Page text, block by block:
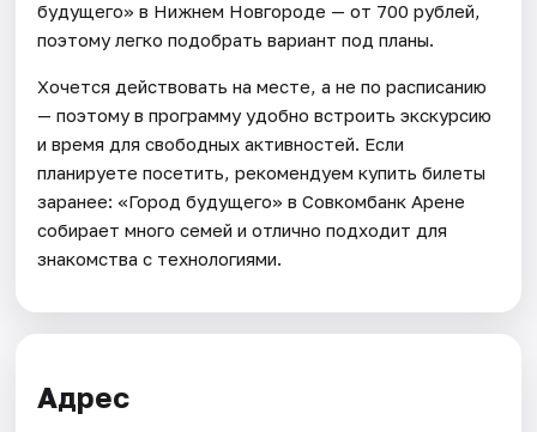
будущего» в Нижнем Новгороде — от 700 рублей,
поэтому легко подобрать вариант под планы.
Хочется действовать на месте, а не по расписанию
— поэтому в программу удобно встроить экскурсию
и время для свободных активностей. Если
планируете посетить, рекомендуем купить билеты
заранее: «Город будущего» в Совкомбанк Арене
собирает много семей и отлично подходит для
знакомства с технологиями.
Адрес